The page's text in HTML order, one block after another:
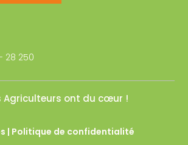
28 250
Agriculteurs ont du cœur !
| Politique de confidentialité